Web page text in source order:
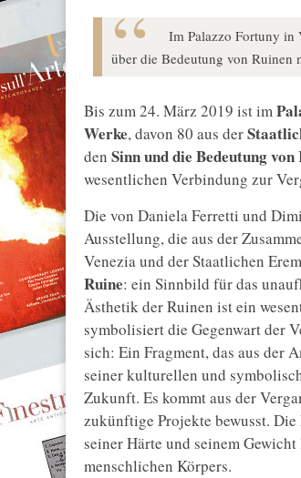
Im Palazzo Fortuny in
über die Bedeutung von Ruinen
Bis zum 24. März 2019 ist im
Werke, davon 80 aus der
den Sinn und die Bedeutung von
wesentlichen Verbindung zur
Die von Daniela Ferretti und
Ausstellung, die aus der
Venezia und der Staatlichen
Ruine: ein Sinnbild für das
Ästhetik der Ruinen ist ein
symbolisiert die Gegenwart der
sich: Ein Fragment, das aus der
seiner kulturellen und
Zukunft. Es kommt aus der
zukünftige Projekte bewusst.
seiner Härte und seinem
menschlichen Körpers.